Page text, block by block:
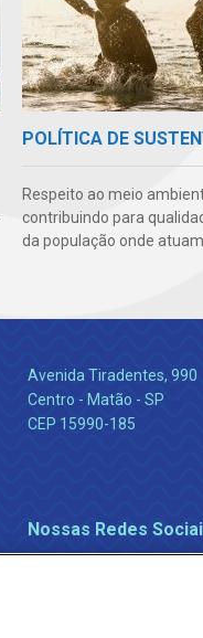
POLÍTICA DE
Respeito ao meio
contribuindo para
da população onde
Avenida Tiradentes, 990
Centro - Matão - SP
CEP 15990-185
Nossas Redes